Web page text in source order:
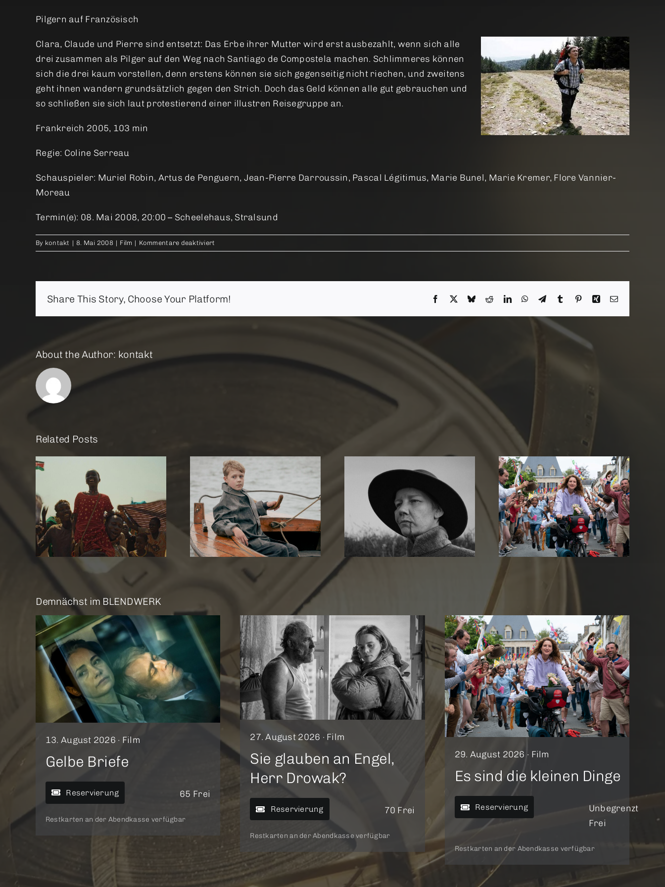
Pilgern auf Französisch
Clara, Claude und Pierre sind entsetzt: Das Erbe ihrer Mutter wird erst ausbezahlt, wenn sich alle
drei zusammen als Pilger auf den Weg nach Santiago de Compostela machen. Schlimmeres können
sich die drei kaum vorstellen, denn erstens können sie sich gegenseitig nicht riechen, und zweitens
geht ihnen wandern grundsätzlich gegen den Strich. Doch das Geld können alle gut gebrauchen und
so schließen sie sich laut protestierend einer illustren Reisegruppe an.
Frankreich 2005, 103 min
Regie: Coline Serreau
Schauspieler: Muriel Robin, Artus de Penguern, Jean-Pierre Darroussin, Pascal Légitimus, Marie Bunel, Marie Kremer, Flore Vannier-
Moreau
Termin(e): 08. Mai 2008, 20:00 – Scheelehaus, Stralsund
By kontakt | 8. Mai 2008 | Film | Kommentare deaktiviert
Saint
Share This Story, Choose Your Platform! Facebook
X BlueskyRedditLinkedInWhatsApp
TelegramTumblrPinterestXingEmail
About the Author: kontakt
Related Posts
Me Amrum Rose
Es sind die kleinen
Dinge
Nawi – Dear Future Me
Demnächst im BLENDWERK
13. August 2026 · Film
Gelbe Briefe
Reservierung 65 Frei
Restkarten an der Abendkasse verfügbar
27. August 2026 · Film
Sie glauben an Engel,
Herr Drowak?
Reservierung 70 Frei
Restkarten an der Abendkasse verfügbar
29. August 2026 · Film
Es sind die kleinen Dinge
Reservierung
Unbegrenzt
Frei
Restkarten an der Abendkasse verfügbar